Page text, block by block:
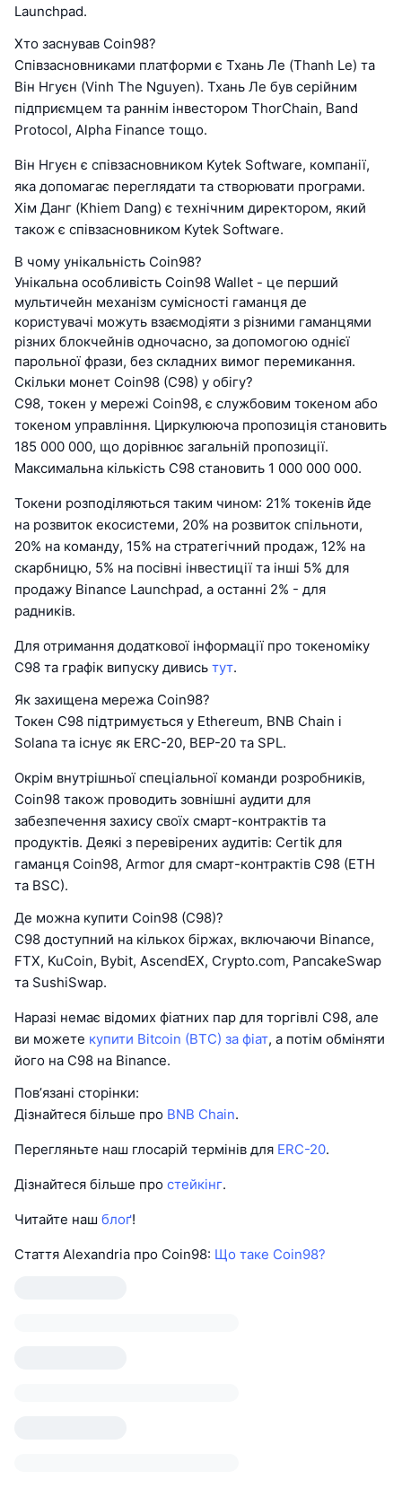
Launchpad.
Хто заснував Coin98?
Співзасновниками платформи є Тхань Ле (Thanh Le) та
Він Нгуєн (Vinh The Nguyen). Тхань Ле був серійним
підприємцем та раннім інвестором ThorChain, Band
Protocol, Alpha Finance тощо.
Він Нгуєн є співзасновником Kytek Software, компанії,
яка допомагає переглядати та створювати програми.
Хім Данг (Khiem Dang) є технічним директором, який
також є співзасновником Kytek Software.
В чому унікальність Coin98?
Унікальна особливість Coin98 Wallet - це перший
мультичейн механізм сумісності гаманця де
користувачі можуть взаємодіяти з різними гаманцями
різних блокчейнів одночасно, за допомогою однієї
парольної фрази, без складних вимог перемикання.
Скільки монет Coin98 (C98) у обігу?
C98, токен у мережі Coin98, є службовим токеном або
токеном управління. Циркулююча пропозиція становить
185 000 000, що дорівнює загальній пропозиції.
Максимальна кількість C98 становить 1 000 000 000.
Токени розподіляються таким чином: 21% токенів йде
на розвиток екосистеми, 20% на розвиток спільноти,
20% на команду, 15% на стратегічний продаж, 12% на
скарбницю, 5% на посівні інвестиції та інші 5% для
продажу Binance Launchpad, а останні 2% - для
радників.
Для отримання додаткової інформації про токеноміку
C98 та графік випуску дивись тут.
Як захищена мережа Coin98?
Токен C98 підтримується у Ethereum, BNB Chain і
Solana та існує як ERC-20, BEP-20 та SPL.
Окрім внутрішньої спеціальної команди розробників,
Coin98 також проводить зовнішні аудити для
забезпечення захису своїх смарт-контрактів та
продуктів. Деякі з перевірених аудитів: Certik для
гаманця Coin98, Armor для смарт-контрактів C98 (ETH
та BSC).
Де можна купити Coin98 (C98)?
C98 доступний на кількох біржах, включаючи Binance,
FTX, KuCoin, Bybit, AscendEX, Crypto.com, PancakeSwap
та SushiSwap.
Наразі немає відомих фіатних пар для торгівлі C98, але
ви можете купити Bitcoin (BTC) за фіат, а потім обміняти
його на C98 на Binance.
Пов’язані сторінки:
Дізнайтеся більше про BNB Chain.
Перегляньте наш глосарій термінів для ERC-20.
Дізнайтеся більше про стейкінг.
Читайте наш блоґ!
Стаття Alexandria про Coin98: Що таке Coin98?